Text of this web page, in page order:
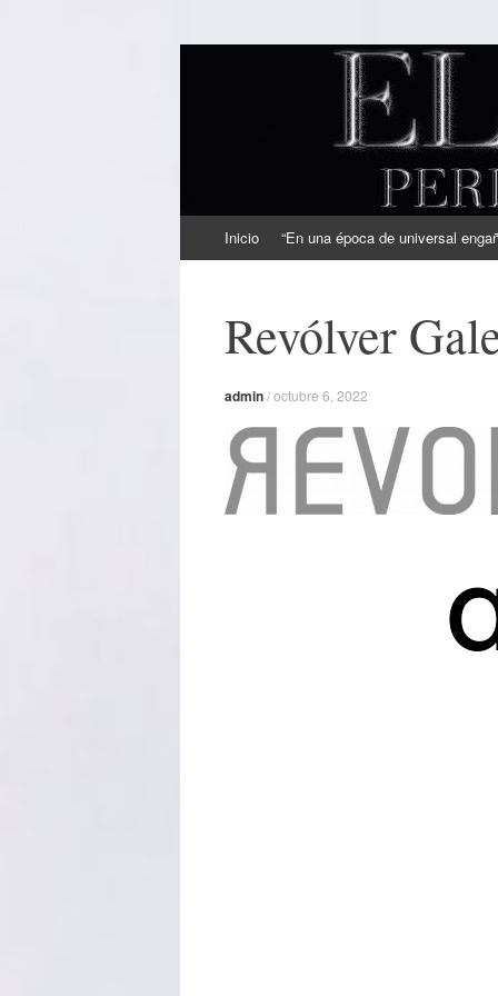
EL SINDICAL
Periodismo Inteligente
al
Inicio “En una época de universal
Revólver
admin/octubre 6, 2022